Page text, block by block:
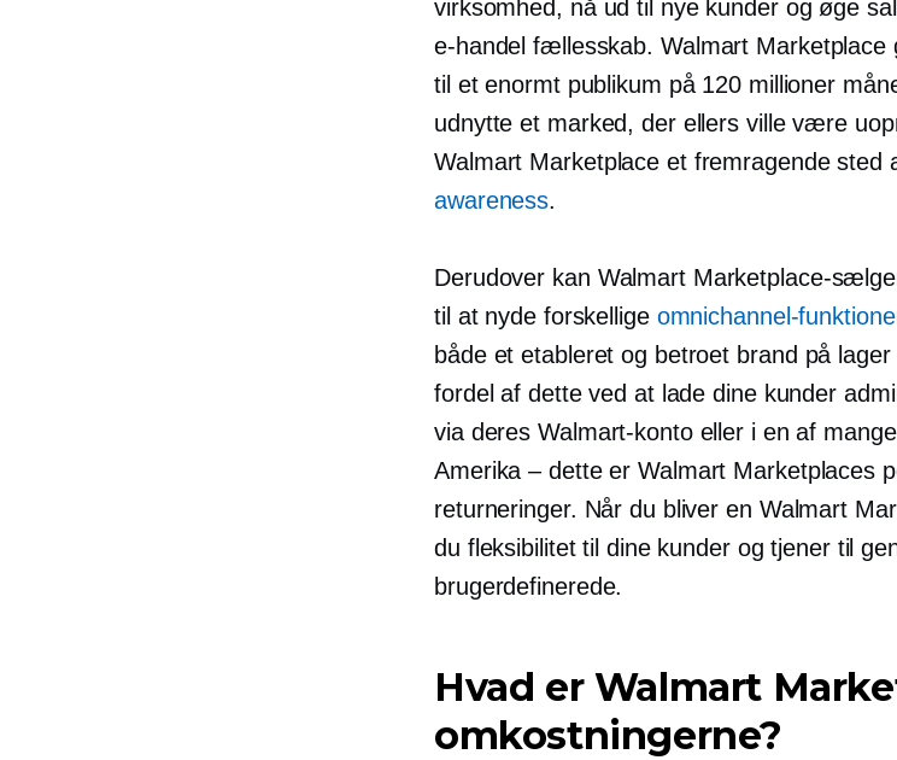
virksomhed, nå ud til nye kunder og øge
e-handel fællesskab. Walmart Marketplace
til et enormt publikum på 120 millioner
udnytte et marked, der ellers ville være
Walmart Marketplace et fremragende sted
awareness.
Derudover kan Walmart Marketplace-
til at nyde forskellige omnichannel-
både et etableret og betroet brand på lager
fordel af dette ved at lade dine kunder
via deres Walmart-konto eller i en af
Amerika – dette er Walmart Marketplaces
returneringer. Når du bliver en Walmart
du fleksibilitet til dine kunder og tjener til
brugerdefinerede.
Hvad er Walmart
omkostningerne?